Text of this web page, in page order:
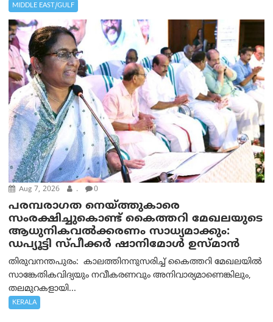
MIDDLE EAST/GULF
Aug 7, 2026 . 0
പരമ്പരാഗത നെയ്ത്തുകാരെ
സംരക്ഷിച്ചുകൊണ്ട് കൈത്തറി മേഖലയുടെ
ആധുനികവൽക്കരണം സാധ്യമാക്കും:
ഡപ്യൂട്ടി സ്പീക്കർ ഷാനിമോൾ ഉസ്മാൻ
തിരുവനന്തപുരം: കാലത്തിനനുസരിച്ച് കൈത്തറി മേഖലയിൽ
സാങ്കേതികവിദ്യയും നവീകരണവും അനിവാര്യമാണെങ്കിലും,
തലമുറകളായി...
KERALA